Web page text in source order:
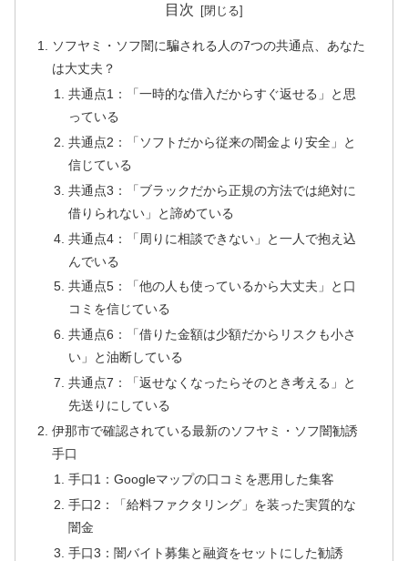
目次
ソフヤミ・ソフ闇に騙される人の7つの共通点、あなた
は大丈夫？
共通点1：「一時的な借入だからすぐ返せる」と思
っている
共通点2：「ソフトだから従来の闇金より安全」と
信じている
共通点3：「ブラックだから正規の方法では絶対に
借りられない」と諦めている
共通点4：「周りに相談できない」と一人で抱え込
んでいる
共通点5：「他の人も使っているから大丈夫」と口
コミを信じている
共通点6：「借りた金額は少額だからリスクも小さ
い」と油断している
共通点7：「返せなくなったらそのとき考える」と
先送りにしている
伊那市で確認されている最新のソフヤミ・ソフ闇勧誘
手口
手口1：Googleマップの口コミを悪用した集客
手口2：「給料ファクタリング」を装った実質的な
闇金
手口3：闇バイト募集と融資をセットにした勧誘